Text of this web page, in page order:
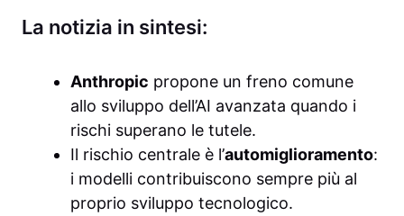
La notizia in sintesi:
Anthropic propone un freno comune
allo sviluppo dell’AI avanzata quando i
rischi superano le tutele.
Il rischio centrale è l’automiglioramento:
i modelli contribuiscono sempre più al
proprio sviluppo tecnologico.